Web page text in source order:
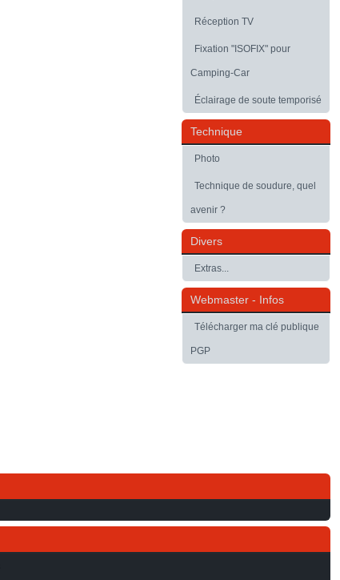
Réception TV
Fixation "ISOFIX" pour
Camping-Car
Éclairage de soute temporisé
Technique
Photo
Technique de soudure, quel
avenir ?
Divers
Extras...
Webmaster - Infos
Télécharger ma clé publique
PGP